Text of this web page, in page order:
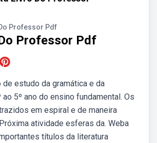
Professor Pdf
Professor Pdf
estudo da gramática e da
ao 5º ano do ensino fundamental. Os
em espiral e de maneira
atividade esferas da. Weba
títulos da literatura